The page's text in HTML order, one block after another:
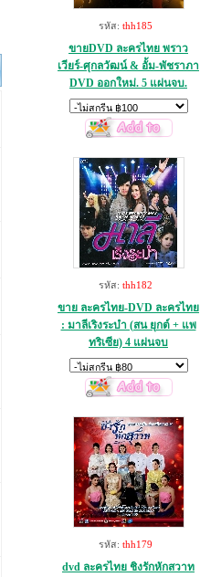
รหัส: thh185
ขายDVD ละครไทย พราว
เวียร์-ศุกลวัฒน์ & อั้ม-พัชราภา
DVD ออกใหม่. 5 แผ่นจบ.
รหัส: thh182
ขาย ละครไทย-DVD ละครไทย
: มาลีเริงระบำ (สน ยุกต์ + แพ
ทริเซีย) 4 แผ่นจบ
รหัส: thh179
dvd ละครไทย ชิงรักหักสวาท